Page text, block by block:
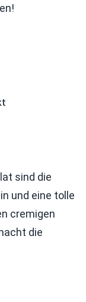
sind die
und eine tolle
cremigen
die